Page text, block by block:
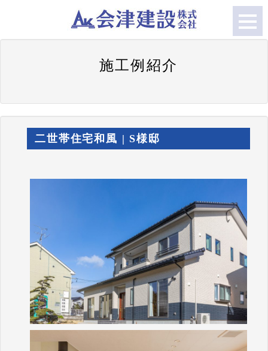
施工例紹介
二世帯住宅和風 | S様邸